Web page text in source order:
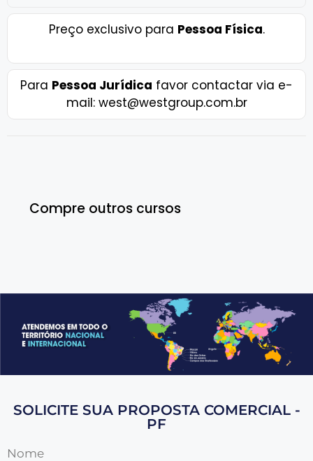
Preço exclusivo para Pessoa Física.
Para Pessoa Jurídica favor contactar via e-
mail: west@westgroup.com.br
Compre outros cursos
SOLICITE SUA PROPOSTA COMERCIAL -
PF
Nome